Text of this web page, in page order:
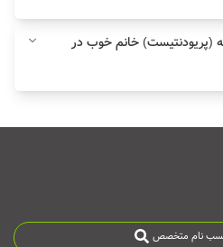
خانم خوب در
نام متخصص